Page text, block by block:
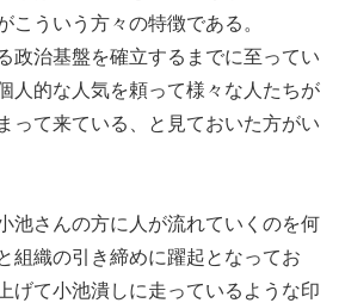
こういう方々の特徴である。
政治基盤を確立するまでに至ってい
人的な人気を頼って様々な人たちが
って来ている、と見ておいた方がい
池さんの方に人が流れていくのを何
組織の引き締めに躍起となってお
げて小池潰しに走っているような印